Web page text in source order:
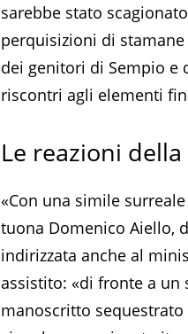
sarebbe stato
perquisizioni di
dei genitori di Sempio e
riscontri agli elementi
Le reazioni
«Con una simile
tuona Domenico Aiello,
indirizzata anche al
assistito: «di fronte a
manoscritto sequestrato